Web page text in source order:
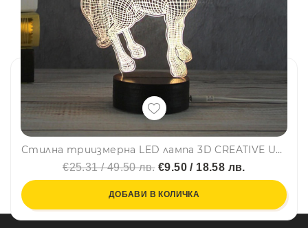
Стилна триизмерна LED лампа 3D CREATIVE UNICORN
€25.31 / 49.50 лв.€9.50 / 18.58 лв.
ДОБАВИ В КОЛИЧКА